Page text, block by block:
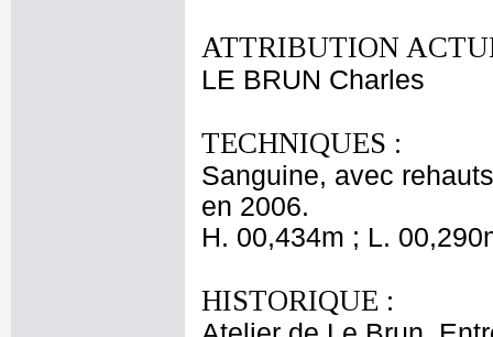
ATTRIBUTION
LE BRUN Charles
TECHNIQUES :
Sanguine, avec
en 2006.
H. 00,434m ; L.
HISTORIQUE :